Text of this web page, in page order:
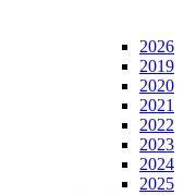
2026
2019
2020
2021
2022
2023
2024
2025